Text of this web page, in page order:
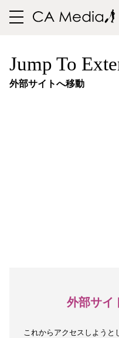
toggle
Jump To
外部サイトへ移動
外部サイ
これからアクセスしようと